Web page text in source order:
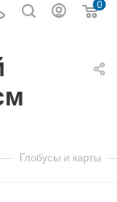
0
— Глобусы и карты